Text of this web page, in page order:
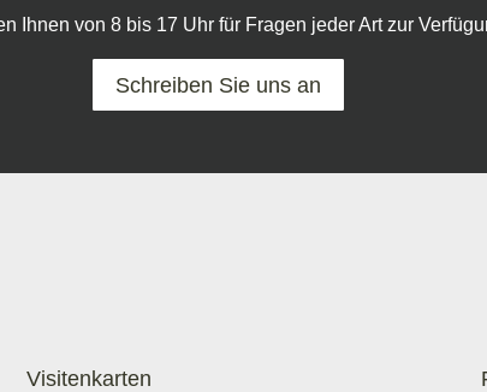
Ihnen von 8 bis 17 Uhr für Fragen jeder Art zur
Schreiben Sie uns an
Visitenkarten